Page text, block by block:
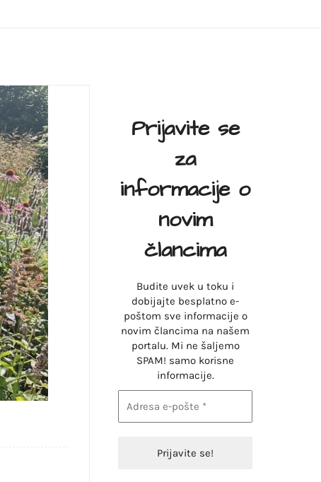
Prijavite se
za
informacije o
novim
člancima
Budite uvek u toku i
dobijajte besplatno e-
poštom sve informacije o
novim člancima na našem
portalu. Mi ne šaljemo
SPAM! samo korisne
informacije.